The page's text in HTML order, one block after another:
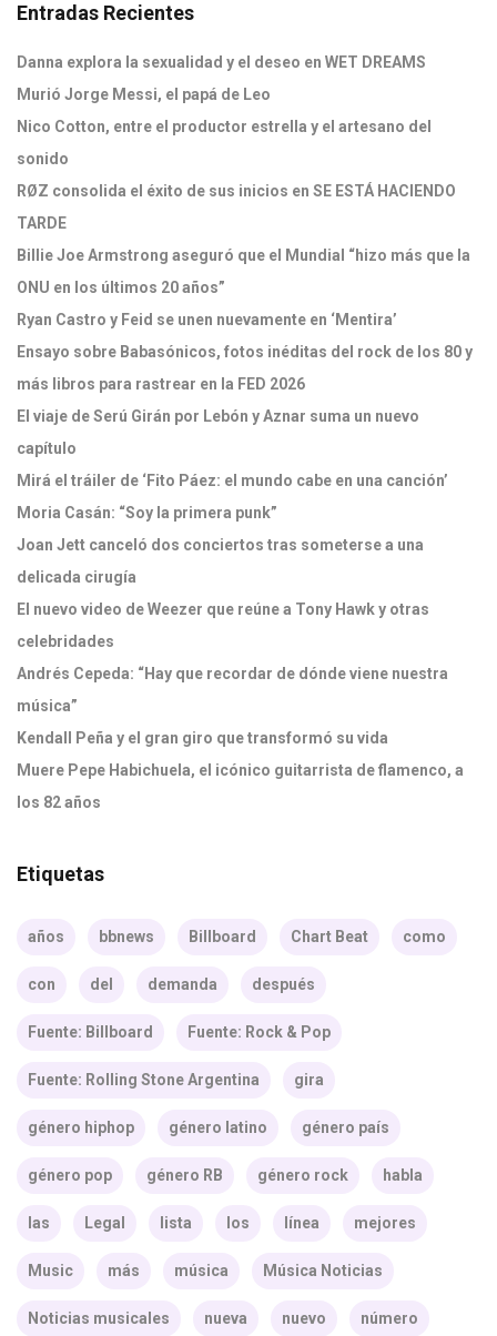
Entradas Recientes
Danna explora la sexualidad y el deseo en WET DREAMS
Murió Jorge Messi, el papá de Leo
Nico Cotton, entre el productor estrella y el artesano del
sonido
RØZ consolida el éxito de sus inicios en SE ESTÁ HACIENDO
TARDE
Billie Joe Armstrong aseguró que el Mundial “hizo más que la
ONU en los últimos 20 años”
Ryan Castro y Feid se unen nuevamente en ‘Mentira’
Ensayo sobre Babasónicos, fotos inéditas del rock de los 80 y
más libros para rastrear en la FED 2026
El viaje de Serú Girán por Lebón y Aznar suma un nuevo
capítulo
Mirá el tráiler de ‘Fito Páez: el mundo cabe en una canción’
Moria Casán: “Soy la primera punk”
Joan Jett canceló dos conciertos tras someterse a una
delicada cirugía
El nuevo video de Weezer que reúne a Tony Hawk y otras
celebridades
Andrés Cepeda: “Hay que recordar de dónde viene nuestra
música”
Kendall Peña y el gran giro que transformó su vida
Muere Pepe Habichuela, el icónico guitarrista de flamenco, a
los 82 años
Etiquetas
años bbnews Billboard Chart Beat como
con del demanda después
Fuente: Billboard Fuente: Rock & Pop
Fuente: Rolling Stone Argentina gira
género hiphop género latino género país
género pop género RB género rock habla
las Legal lista los línea mejores
Music más música Música Noticias
Noticias musicales nueva nuevo número